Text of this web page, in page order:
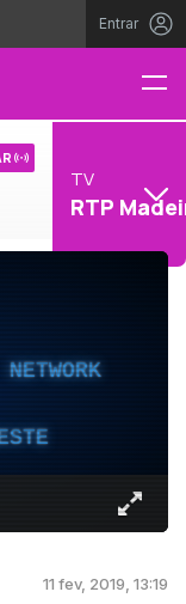
Entrar
TV
RTP
11 fev, 2019, 13:19